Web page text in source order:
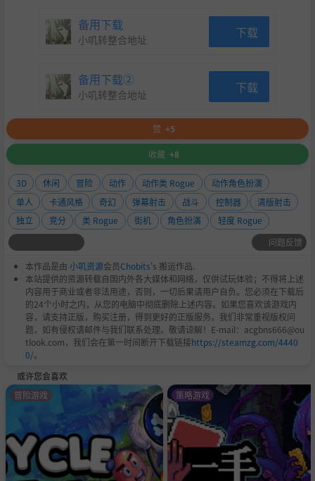
备用下载
小叽转整合地址 下载
备用下载②
小叽转整合地址 下载
赞 +5
收藏 +8
3D 休闲 冒险 动作 动作类 Rogue
动作角色扮演
单人
卡通风格 奇幻 弹幕射击 战斗 控制器
清版射击
独立
竞分 类 Rogue 街机 角色扮演
轻度 Rogue
问题反馈
本作品是由 小叽资源会员Chobits's 搬运作品.
本站提供的资源转载自国内外各大媒体和网络，仅供试玩体验；不得将上述
内容用于商业或者非法用途，否则，一切后果请用户自负。您必须在下载后
的24个小时之内，从您的电脑中彻底删除上述内容。如果您喜欢该游戏内
容，请支持正版，购买注册，得到更好的正版服务。我们非常重视版权问
题，如有侵权请邮件与我们联系处理。敬请谅解！E-mail：acgbns666@ou
tlook.com，我们会在第一时间断开下载链接https://steamzg.com/4440
0/。
或许您会喜欢
冒险游戏 策略游戏